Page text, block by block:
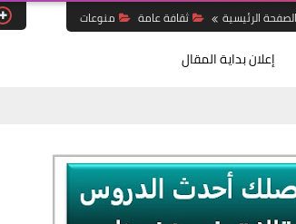
الصفحة الرئيسية ثقافة عامة منوعات
إعلان بداية المقال